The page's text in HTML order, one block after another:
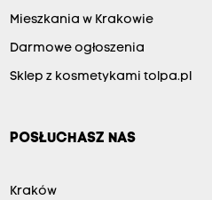
Mieszkania w Krakowie
Darmowe ogłoszenia
Sklep z kosmetykami tolpa.pl
POSŁUCHASZ NAS
Kraków